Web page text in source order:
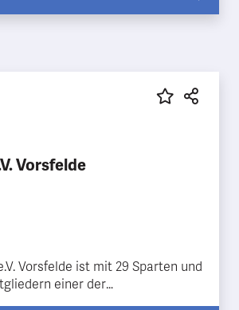
Vorsfelde
Vorsfelde ist mit 29 Sparten und
einer der